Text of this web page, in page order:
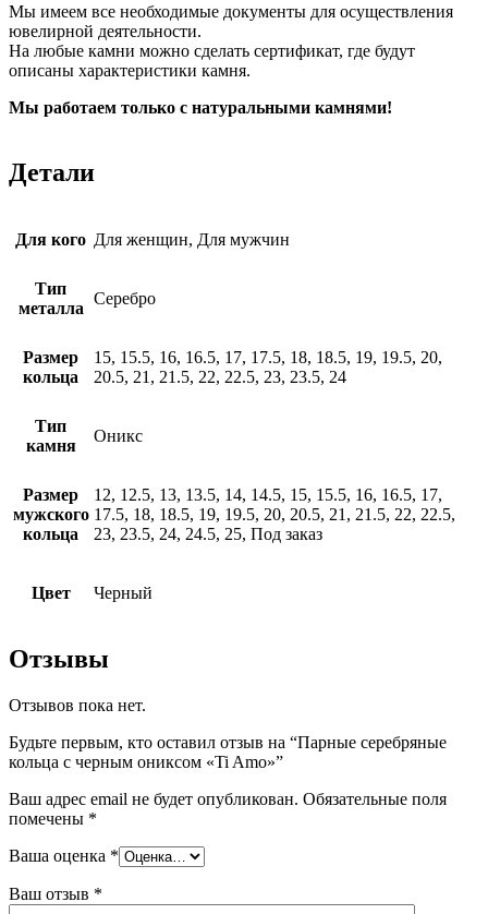
Мы имеем все необходимые документы для осуществления
ювелирной деятельности.
На любые камни можно сделать сертификат, где будут
описаны характеристики камня.
Мы работаем только с натуральными камнями!
Детали
Для кого Для женщин, Для мужчин
Тип
металла
Серебро
Размер
кольца
15, 15.5, 16, 16.5, 17, 17.5, 18, 18.5, 19, 19.5, 20,
20.5, 21, 21.5, 22, 22.5, 23, 23.5, 24
Тип
камня
Оникс
Размер
мужского
кольца
12, 12.5, 13, 13.5, 14, 14.5, 15, 15.5, 16, 16.5, 17,
17.5, 18, 18.5, 19, 19.5, 20, 20.5, 21, 21.5, 22, 22.5,
23, 23.5, 24, 24.5, 25, Под заказ
Цвет Черный
Отзывы
Отзывов пока нет.
Будьте первым, кто оставил отзыв на “Парные серебряные
кольца с черным ониксом «Ti Amo»”
Ваш адрес email не будет опубликован. Обязательные поля
помечены *
Ваша оценка *
Ваш отзыв *